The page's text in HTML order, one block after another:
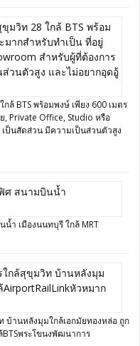
BTS พร้อมพงษ์ เพียง 600 เมตร
, Private Office, Studio หรือ
ป็นสัดส่วน มีความเป็นส่วนตัวสูง
ำ เมืองนนทบุรี ใกล้ MRT
านหลังมุมใกล้เอกมัยทองหล่อ ถูก
BTSพระโขนงพัฒนาการ